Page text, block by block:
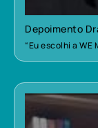
Depoimento
“Eu escolhi a